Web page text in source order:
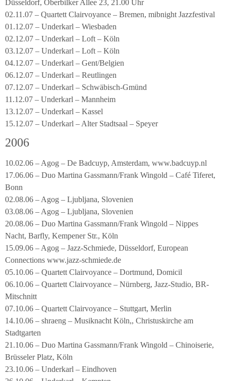
Düsseldorf, Oberbilker Allee 23, 21.00 Uhr
02.11.07 – Quartett Clairvoyance – Bremen, mibnight Jazzfestival
01.12.07 – Underkarl – Wiesbaden
02.12.07 – Underkarl – Loft – Köln
03.12.07 – Underkarl – Loft – Köln
04.12.07 – Underkarl – Gent/Belgien
06.12.07 – Underkarl – Reutlingen
07.12.07 – Underkarl – Schwäbisch-Gmünd
11.12.07 – Underkarl – Mannheim
13.12.07 – Underkarl – Kassel
15.12.07 – Underkarl – Alter Stadtsaal – Speyer
2006
10.02.06 – Agog – De Badcuyp, Amsterdam, www.badcuyp.nl
17.06.06 – Duo Martina Gassmann/Frank Wingold – Café Tiferet,
Bonn
02.08.06 – Agog – Ljubljana, Slovenien
03.08.06 – Agog – Ljubljana, Slovenien
20.08.06 – Duo Martina Gassmann/Frank Wingold – Nippes
Nacht, Barfly, Kempener Str., Köln
15.09.06 – Agog – Jazz-Schmiede, Düsseldorf, European
Connections www.jazz-schmiede.de
05.10.06 – Quartett Clairvoyance – Dortmund, Domicil
06.10.06 – Quartett Clairvoyance – Nürnberg, Jazz-Studio, BR-
Mitschnitt
07.10.06 – Quartett Clairvoyance – Stuttgart, Merlin
14.10.06 – shraeng – Musiknacht Köln,, Christuskirche am
Stadtgarten
21.10.06 – Duo Martina Gassmann/Frank Wingold – Chinoiserie,
Brüsseler Platz, Köln
23.10.06 – Underkarl – Eindhoven